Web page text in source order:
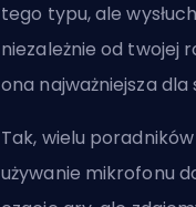
tego typu, ale
niezależnie od twojej
ona najważniejsza
Tak, wielu
używanie mikrofonu